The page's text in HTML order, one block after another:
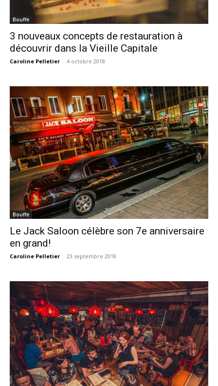
Bouffe
3 nouveaux concepts de restauration à
découvrir dans la Vieille Capitale
Caroline Pelletier - 4 octobre 2018
Bouffe
Le Jack Saloon célèbre son 7e anniversaire
en grand!
Caroline Pelletier - 23 septembre 2018